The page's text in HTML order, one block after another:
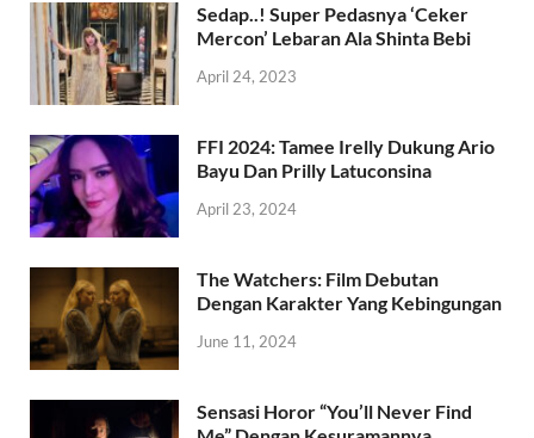
Sedap..! Super Pedasnya ‘Ceker
Mercon’ Lebaran Ala Shinta Bebi
April 24, 2023
FFI 2024: Tamee Irelly Dukung Ario
Bayu Dan Prilly Latuconsina
April 23, 2024
The Watchers: Film Debutan
Dengan Karakter Yang Kebingungan
June 11, 2024
Sensasi Horor “You’ll Never Find